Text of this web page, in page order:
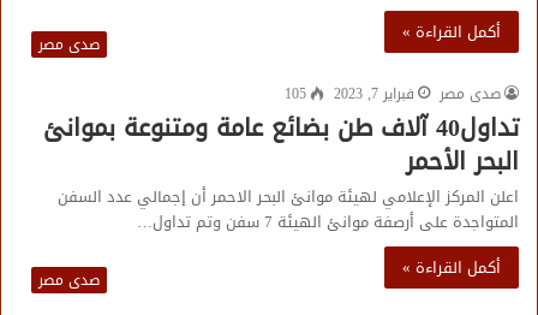
أكمل القراءة »
صدى مصر
صدى مصر
فبراير 7, 2023 105
تداول40 آلاف طن بضائع عامة ومتنوعة بموانئ
البحر الأحمر
اعلن المركز الإعلامي لهيئة موانئ البحر الاحمر أن إجمالي عدد السفن
المتواجدة على أرصفة موانئ الهيئة 7 سفن وتم تداول…
أكمل القراءة »
صدى مصر